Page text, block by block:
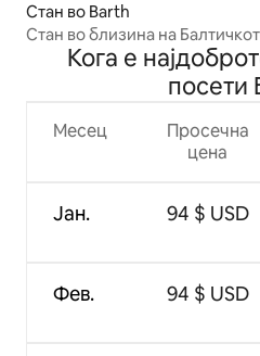
Стан во Barth
Стан во близина на
Кога е
посети
Месец
Јан.
Фев.
Просечна
цена
94 $ USD
94 $ USD